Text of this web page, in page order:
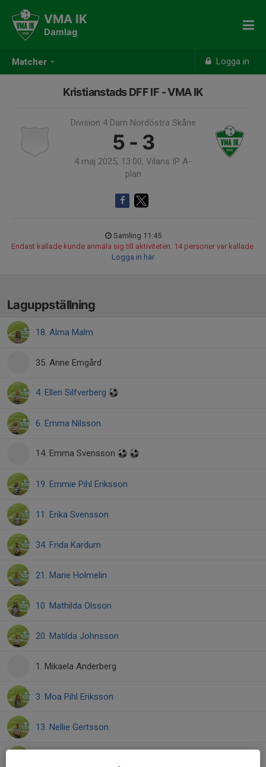
Matcher Logga in
VMA IK
Damlag
Kristianstads DFF IF - VMA IK
Division 4 Dam Nordöstra Skåne
5 - 3
4 maj 2025, 13:00, Vilans IP A-
plan
Samling 11:45
Endast kallade kunde anmäla sig till aktiviteten. 14 personer var kallade.
Logga in här
Laguppställning
18. Alma Malm
35. Anne Emgård
4. Ellen Silfverberg
6. Emma Nilsson
14. Emma Svensson
19. Emmie Pihl Eriksson
11. Erika Svensson
34. Frida Kardum
21. Marie Holmelin
10. Mathilda Olsson
20. Matilda Johnsson
1. Mikaela Anderberg
3. Moa Pihl Eriksson
13. Nellie Gertsson